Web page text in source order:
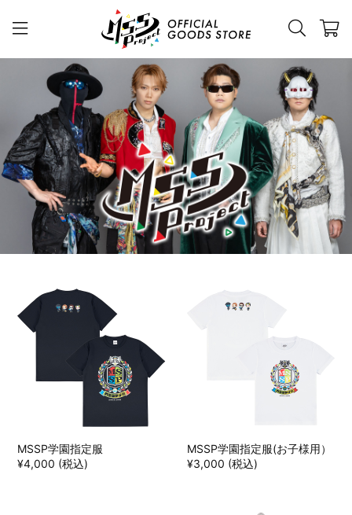
MSSP学園指定服
¥4,000 (税込)
MSSP学園指定服(お子様用）
¥3,000 (税込)